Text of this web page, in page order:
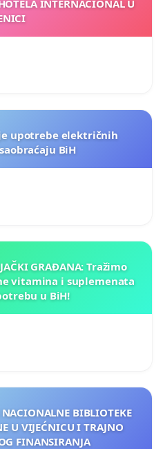
INTERNACIONAL U
upotrebe električnih
BiH
GRAĐANA: Tražimo
vitamina i suplemenata
u BiH!
NACIONALNE BIBLIOTEKE
U VIJEĆNICU I TRAJNO
FINANSIRANJA